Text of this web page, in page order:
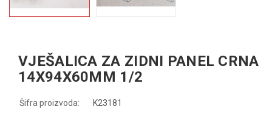
VJEŠALICA ZA ZIDNI PANEL CRNA
14X94X60MM 1/2
Šifra proizvoda:
K23181